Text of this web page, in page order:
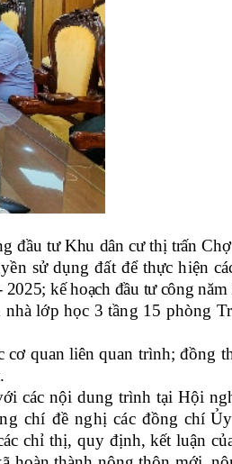
đầu tư Khu dân cư thị trấn
sử dụng đất để thực hiện
kế hoạch đầu tư công
lớp học 3 tầng 15 phòng
cơ quan liên quan trình; đồng
các nội dung trình tại Hội
chí đề nghị các đồng chí
chỉ thị, quy định, kết luận